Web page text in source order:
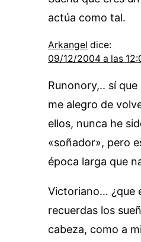
actúa como tal.
Arkangel dice:
09/12/2004 a las
Runonory,.. sí
me alegro de
ellos, nunca he
«soñador», pero
época larga que
Victoriano… ¿que
recuerdas los
cabeza, como a